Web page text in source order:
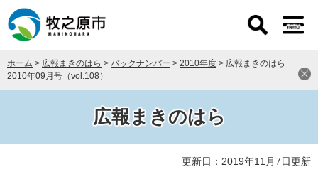
ー
先
頭
ニ
を
飛
本
ホーム > 広報まきのはら > バックナンバー > 2010年度 > 広報まきのはら
2010年09月号（vol.108）
広報まきのはら
更新日：2019年11月7日更新